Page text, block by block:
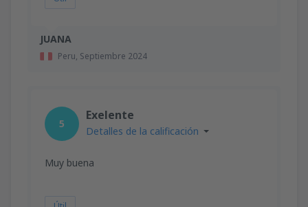
JUANA
Peru, Septiembre 2024
5
Exelente
Detalles de la calificación
Muy buena